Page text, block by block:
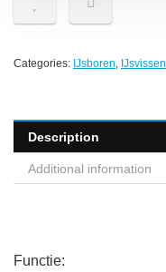
Categories: IJsboren, IJsvissen
Description
Additional information
Functie: